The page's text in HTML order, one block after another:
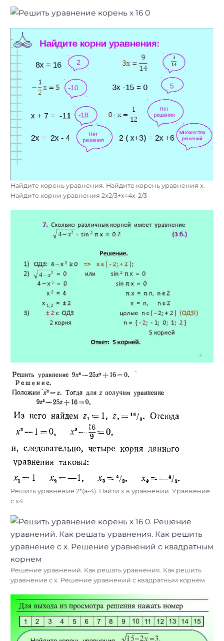
Найдите корень уравнения. Найдите корень уравнения х.
Найдите корни уравнения 2х2/3+х=4х-2/3
Решить уравнение 2*(а-4). Найти x в уравнении. Уравнение
с x4
Решение уравнений. Как решать уравнения. Как решить
уравнение с х. Решение уравнений с квадратным корнем